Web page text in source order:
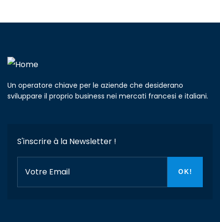
Un operatore chiave per le aziende che desiderano
sviluppare il proprio business nei mercati francesi e italiani.
S'inscrire à la Newsletter !